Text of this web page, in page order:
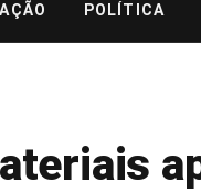
POLÍTICA